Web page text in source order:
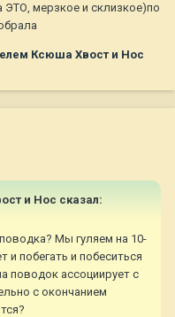
ЭТО, мерзкое и склизкое)по
Ксюша Хвост и Нос
и Нос сказал:
Мы гуляем на 10-
побегать и побеситься
поводок ассоциирует с
с окончанием